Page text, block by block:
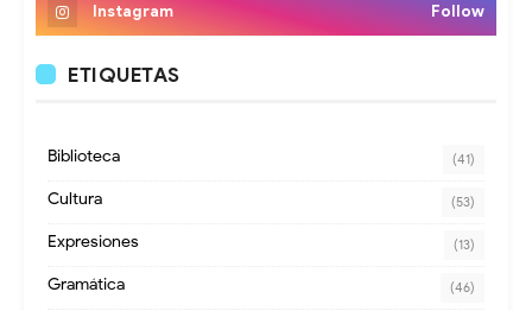
Instagram Follow
ETIQUETAS
Biblioteca (41)
Cultura (53)
Expresiones (13)
Gramática (46)